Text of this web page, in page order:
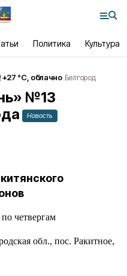
Политика Культура
+27 °С, облачно Белгород
№13
Новость
четвергам
обл., пос. Ракитное,